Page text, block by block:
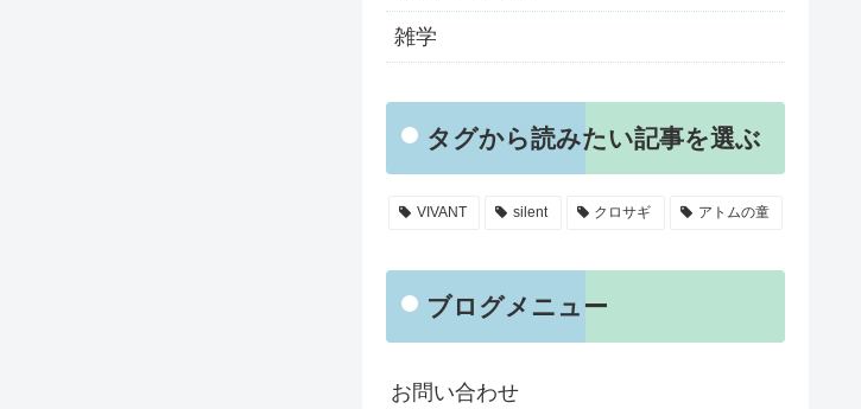
雑学
タグから読みたい記事を選ぶ
VIVANT silent クロサギ アトムの童
ブログメニュー
お問い合わせ